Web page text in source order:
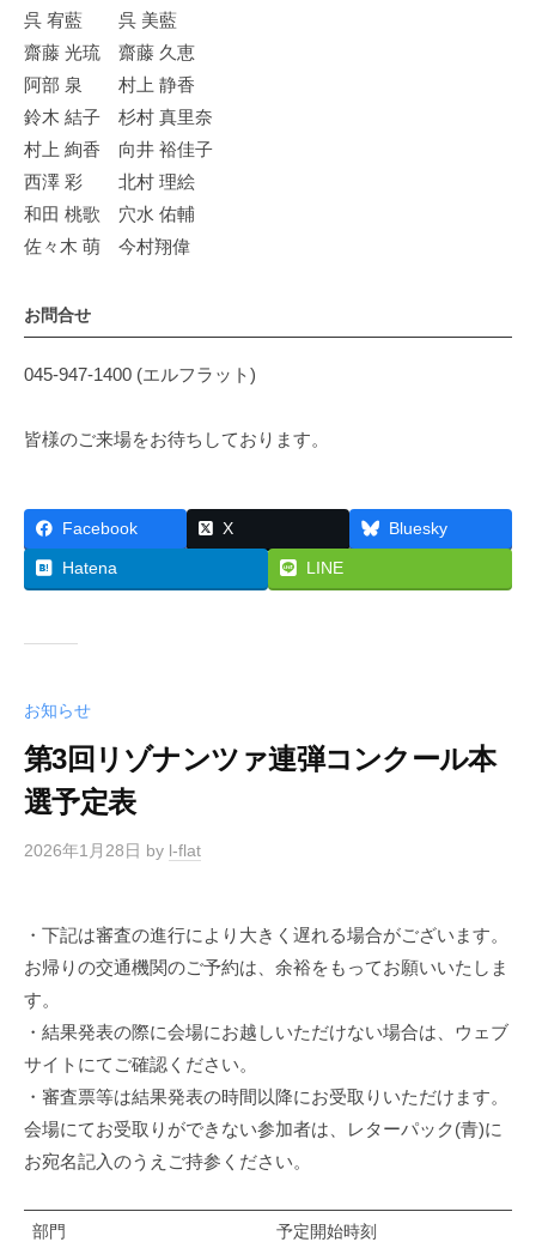
呉 宥藍 呉 美藍
齋藤 光琉 齋藤 久恵
阿部 泉 村上 静香
鈴木 結子 杉村 真里奈
村上 絢香 向井 裕佳子
西澤 彩 北村 理絵
和田 桃歌 穴水 佑輔
佐々木 萌 今村翔偉
お問合せ
045-947-1400 (エルフラット)
皆様のご来場をお待ちしております。
Facebook X Bluesky
Hatena LINE
お知らせ
第3回リゾナンツァ連弾コンクール本
選予定表
2026年1月28日 by l-flat
・下記は審査の進行により大きく遅れる場合がございます。
お帰りの交通機関のご予約は、余裕をもってお願いいたしま
す。
・結果発表の際に会場にお越しいただけない場合は、ウェブ
サイトにてご確認ください。
・審査票等は結果発表の時間以降にお受取りいただけます。
会場にてお受取りができない参加者は、レターパック(青)に
お宛名記入のうえご持参ください。
部門 予定開始時刻